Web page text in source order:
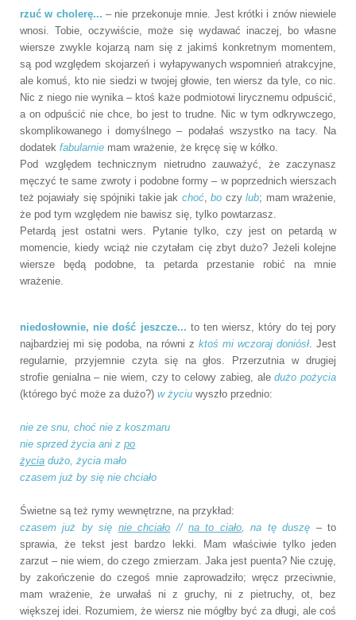
rzuć w cholerę... – nie przekonuje mnie. Jest krótki i znów niewiele
wnosi. Tobie, oczywiście, może się wydawać inaczej, bo własne
wiersze zwykle kojarzą nam się z jakimś konkretnym momentem,
są pod względem skojarzeń i wyłapywanych wspomnień atrakcyjne,
ale komuś, kto nie siedzi w twojej głowie, ten wiersz da tyle, co nic.
Nic z niego nie wynika – ktoś każe podmiotowi lirycznemu odpuścić,
a on odpuścić nie chce, bo jest to trudne. Nic w tym odkrywczego,
skomplikowanego i domyślnego – podałaś wszystko na tacy. Na
dodatek fabularnie mam wrażenie, że kręcę się w kółko.
Pod względem technicznym nietrudno zauważyć, że zaczynasz
męczyć te same zwroty i podobne formy – w poprzednich wierszach
też pojawiały się spójniki takie jak choć,bo czylub; mam wrażenie,
że pod tym względem nie bawisz się, tylko powtarzasz.
Petardą jest ostatni wers. Pytanie tylko, czy jest on petardą w
momencie, kiedy wciąż nie czytałam cię zbyt dużo? Jeżeli kolejne
wiersze będą podobne, ta petarda przestanie robić na mnie
wrażenie.
niedosłownie, nie dość jeszcze... to ten wiersz, który do tej pory
najbardziej mi się podoba, na równi z ktoś mi wczoraj doniósł. Jest
regularnie, przyjemnie czyta się na głos. Przerzutnia w drugiej
strofie genialna – nie wiem, czy to celowy zabieg, aledużo pożycia
(którego być może za dużo?) w życiu wyszło przednio:
nie ze snu, choć nie z koszmaru
nie sprzed życia ani z po
życia dużo, życia mało
czasem już by się nie chciało
Świetne są też rymy wewnętrzne, na przykład:
czasem już by się nie chciało // na to ciało, na tę duszę – to
sprawia, że tekst jest bardzo lekki. Mam właściwie tylko jeden
zarzut – nie wiem, do czego zmierzam. Jaka jest puenta? Nie czuję,
by zakończenie do czegoś mnie zaprowadziło; wręcz przeciwnie,
mam wrażenie, że urwałaś ni z gruchy, ni z pietruchy, ot, bez
większej idei. Rozumiem, że wiersz nie mógłby być za długi, ale coś